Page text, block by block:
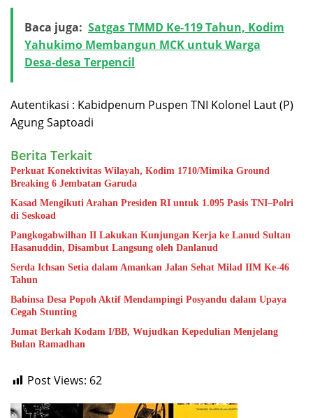
Baca juga: Satgas TMMD Ke-119 Tahun, Kodim
Yahukimo Membangun MCK untuk Warga
Desa-desa Terpencil
Autentikasi : Kabidpenum Puspen TNI Kolonel Laut (P)
Agung Saptoadi
Berita Terkait
Perkuat Konektivitas Wilayah, Kodim 1710/Mimika Ground
Breaking 6 Jembatan Garuda
Kasad Mengikuti Arahan Presiden RI untuk 1.095 Pasis TNI–Polri
di Seskoad
Pangkogabwilhan II Lakukan Kunjungan Kerja ke Lanud Sultan
Hasanuddin, Disambut Langsung oleh Danlanud
Serda Ichsan Setia dalam Amankan Jalan Sehat Milad IIM Ke-46
Tahun
Babinsa Desa Popoh Aktif Mendampingi Posyandu dalam Upaya
Cegah Stunting
Jumat Berkah Kodam I/BB, Wujudkan Kepedulian Menjelang
Bulan Ramadhan
Post Views: 62